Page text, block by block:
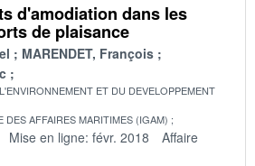
d'amodiation dans les
de plaisance
MARENDET, François
ET DU DEVELOPPEMENT
DES AFFAIRES MARITIMES (IGAM)
Mise en ligne: févr. 2018
Affaire